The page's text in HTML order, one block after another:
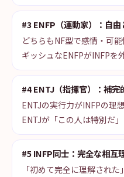
#3 ENFP（運動家）：自
どちらもNF型で感情・可
ギッシュなENFPがINFPを
#4 ENTJ（指揮官）：補完
ENTJの実行力がINFPの理
ENTJが「この人は特別だ」
#5 INFP同士：完全な相互
「初めて完全に理解され